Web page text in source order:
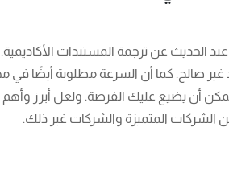
عند الحديث عن ترجمة المستندات
صالح. كما أن السرعة مطلوبة أيضًا في
أن يضيع عليك الفرصة. ولعل أبرز وأهم
الشركات المتميزة والشركات غير ذلك.